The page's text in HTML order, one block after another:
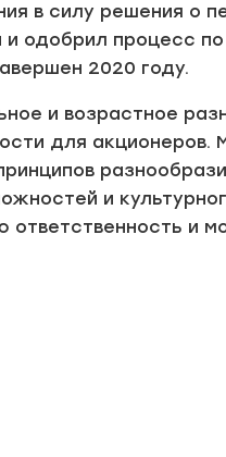
в силу решения о
одобрил процесс по
2020 году.
и возрастное
для акционеров.
и
и